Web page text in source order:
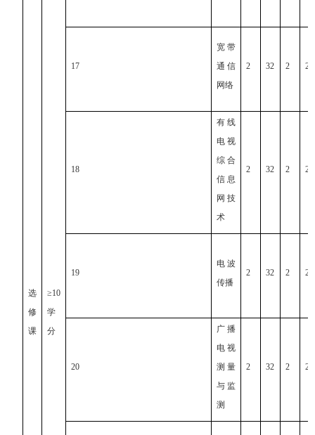
选
修
课
≥10
学
分
17
宽带
通信
网络
2 32 2 2
18
有线
电视
综合
信息
网技
术
2 32 2 2
19
电波
传播
2 32 2 2
20
广播
电视
测量
与监
测
2 32 2 2